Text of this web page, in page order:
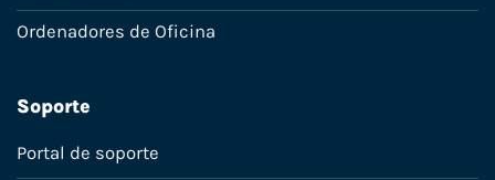
Ordenadores de Oficina
Soporte
Portal de soporte